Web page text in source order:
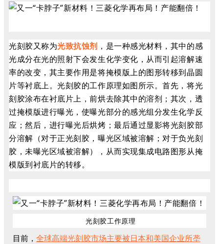
光刻胶又称为光致抗蚀剂 ，是一种感光材料，其中的感
光成分在光的照射下会发生化学变化，从而引起溶解速
率的改变，其主要作用是将掩模版上的图形转移到晶圆
片等衬底上。光刻胶的工作原理如图所示。首先，将光
刻胶涂布在衬底片上，前烘去除其中的溶剂；其次，透
过掩模版进行曝光，使曝光部分的感光组分发生化学反
应；然后，进行曝光后烘烤；最后通过显影将光刻胶部
分溶解（对于正光刻胶，曝光区域被溶解；对于负光刻
胶，未曝光区域被溶解），从而实现集成电路图形从掩
模版到衬底片的转移。
光刻胶工作原理
目前， 全球高端光刻胶市场主要被日本和美国企业所垄